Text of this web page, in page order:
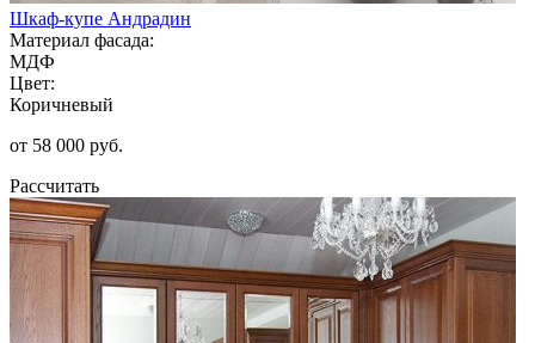
Шкаф-купе Андрадин
Материал фасада:
МДФ
Цвет:
Коричневый
от 58 000 руб.
Рассчитать